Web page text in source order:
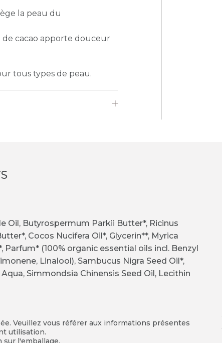
la peau du
cacao apporte douceur
tous types de peau.
Oil, Butyrospermum Parkii Butter*, Ricinus
Cocos Nucifera Oil*, Glycerin**, Myrica
Parfum* (100% organic essential oils incl. Benzyl
Linalool), Sambucus Nigra Seed Oil*,
Simmondsia Chinensis Seed Oil, Lecithin
Veuillez vous référer aux informations présentes
utilisation.
l'emballage.